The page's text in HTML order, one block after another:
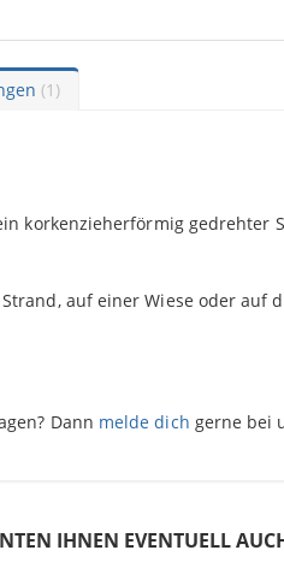
korkenzieherförmig
auf einer Wiese oder auf
Dann melde dich gerne bei
1
IHNEN EVENTUELL